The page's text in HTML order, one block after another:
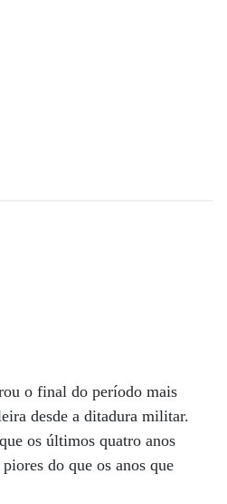
o final do período mais
desde a ditadura militar.
os últimos quatro anos
do que os anos que